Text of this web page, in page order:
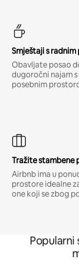
Smještaji s
Obavljate posao
dugoročni najam
posebnim
Tražite stambene
Airbnb ima u
prostore idealne
one koji se zbog
Popularni